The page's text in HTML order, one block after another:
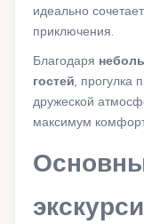
идеально
приключения.
Благодаря
гостей, прогулка
дружеской
максимум